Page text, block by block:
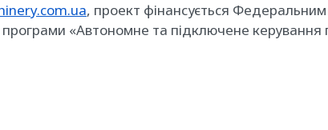
, проект фінансується Федеральним
програми «Автономне та підключене